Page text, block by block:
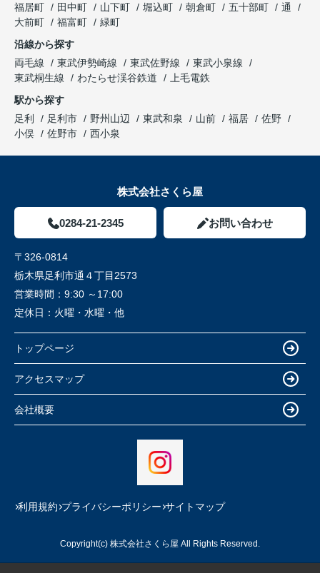
福居町
田中町 山下町 堀込町 朝倉町 五十部町
通
大前町
福富町
緑町
沿線から探す
両毛線
東武伊勢崎線 東武佐野線
東武小泉線
東武桐生線
わたらせ渓谷鉄道
上毛電鉄
駅から探す
足利
足利市 野州山辺 東武和泉 山前 福居
佐野
小俣
佐野市 西小泉
株式会社さくら屋
0284-21-2345 お問い合わせ
〒326-0814
栃木県足利市通４丁目2573
営業時間： 9:30 ～17:00
定休日： 火曜・水曜・他
トップページ
アクセスマップ
会社概要
利用規約 プライバシーポリシー サイトマップ
Copyright(c) 株式会社さくら屋 All Rights Reserved.